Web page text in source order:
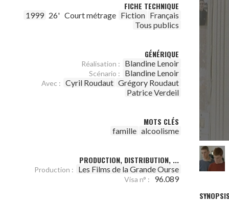
FICHE TECHNIQUE
1999 26' Court métrage Fiction Français
Tous publics
GÉNÉRIQUE
Réalisation : Blandine Lenoir
Scénario : Blandine Lenoir
Avec : Cyril Roudaut Grégory Roudaut
Patrice Verdeil
MOTS CLÉS
famille alcoolisme
PRODUCTION, DISTRIBUTION, ...
Production : Les Films de la Grande Ourse
Visa n° : 96.089